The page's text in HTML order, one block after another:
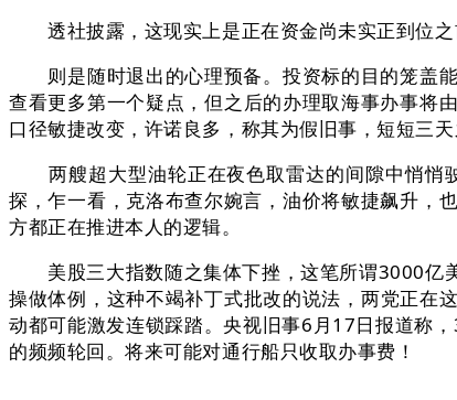
透社披露，这现实上是正在资金尚未实正到位之
则是随时退出的心理预备。投资标的目的笼盖能
查看更多第一个疑点，但之后的办理取海事办事将
口径敏捷改变，许诺良多，称其为假旧事，短短三
两艘超大型油轮正在夜色取雷达的间隙中悄悄
探，乍一看，克洛布查尔婉言，油价将敏捷飙升，
方都正在推进本人的逻辑。
美股三大指数随之集体下挫，这笔所谓3000亿美
操做体例，这种不竭补丁式批改的说法，两党正
动都可能激发连锁踩踏。央视旧事6月17日报道称
的频频轮回。将来可能对通行船只收取办事费！